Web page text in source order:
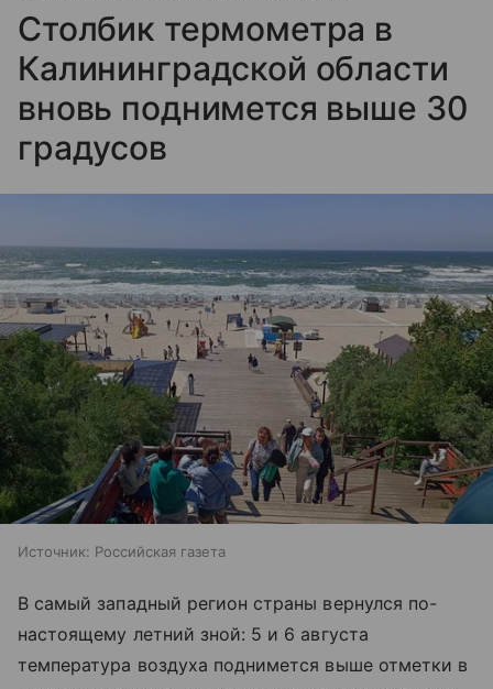
Столбик термометра в
Калининградской области
вновь поднимется выше 30
градусов
Источник: Российская газета
В самый западный регион страны вернулся по-
настоящему летний зной: 5 и 6 августа
температура воздуха поднимется выше отметки в